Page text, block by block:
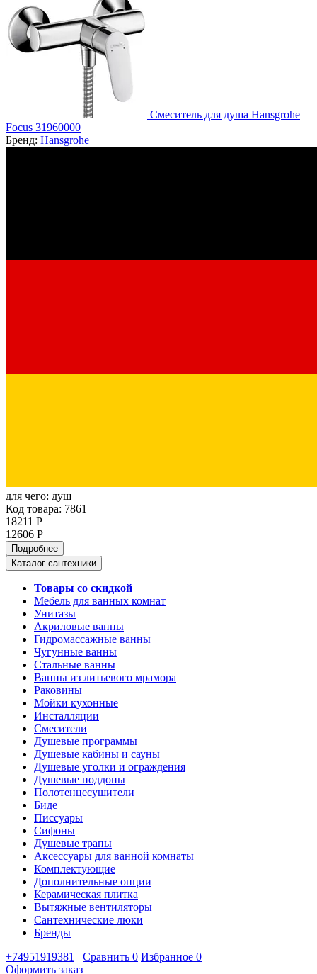
Смеситель для душа Hansgrohe
Focus 31960000
Бренд: Hansgrohe
для чего: душ
Код товара: 7861
18211 Р
12606 Р
Подробнее
Каталог сантехники
Товары со скидкой
Мебель для ванных комнат
Унитазы
Акриловые ванны
Гидромассажные ванны
Чугунные ванны
Стальные ванны
Ванны из литьевого мрамора
Раковины
Мойки кухонные
Инсталляции
Смесители
Душевые программы
Душевые кабины и сауны
Душевые уголки и ограждения
Душевые поддоны
Полотенцесушители
Биде
Писсуары
Сифоны
Душевые трапы
Аксессуары для ванной комнаты
Комплектующие
Дополнительные опции
Керамическая плитка
Вытяжные вентиляторы
Сантехнические люки
Бренды
+74951919381
Сравнить 0 Избранное 0
Оформить заказ